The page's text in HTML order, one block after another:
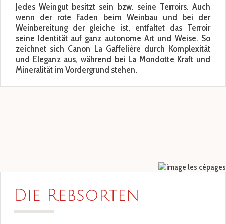
Jedes Weingut besitzt sein bzw. seine Terroirs. Auch
wenn der rote Faden beim Weinbau und bei der
Weinbereitung der gleiche ist, entfaltet das Terroir
seine Identität auf ganz autonome Art und Weise. So
zeichnet sich Canon La Gaffelière durch Komplexität
und Eleganz aus, während bei La Mondotte Kraft und
Mineralität im Vordergrund stehen.
Die Rebsorten